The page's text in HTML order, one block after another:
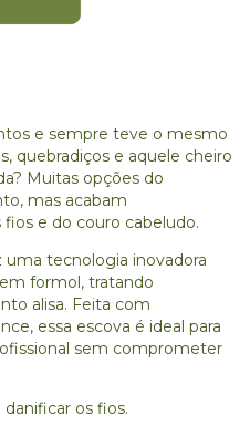
e sempre teve o mesmo
quebradiços e aquele cheiro
Muitas opções do
mas acabam
e do couro cabeludo.
uma tecnologia inovadora
formol, tratando
alisa. Feita com
essa escova é ideal para
sem comprometer
os fios.